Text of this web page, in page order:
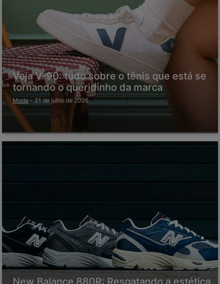
Veja V-90: tudo sobre o tênis que está se
tornando o queridinho da marca
Moda - 31 de julho de 2026